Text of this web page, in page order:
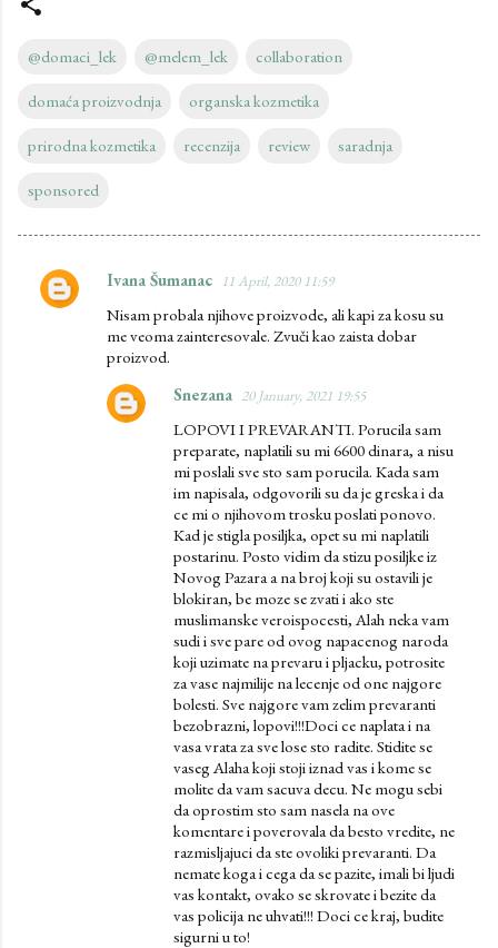
@domaci_lek @melem_lek collaboration
domaća proizvodnja organska kozmetika
prirodna kozmetika recenzija review saradnja
sponsored
C
Ivana Šumanac 11 April, 2020 11:59
Nisam probala njihove proizvode, ali kapi za kosu su
me veoma zainteresovale. Zvuči kao zaista dobar
proizvod.
Snezana 20 January, 2021 19:55
LOPOVI I PREVARANTI. Porucila sam
preparate, naplatili su mi 6600 dinara, a nisu
mi poslali sve sto sam porucila. Kada sam
im napisala, odgovorili su da je greska i da
ce mi o njihovom trosku poslati ponovo.
Kad je stigla posiljka, opet su mi naplatili
postarinu. Posto vidim da stizu posiljke iz
Novog Pazara a na broj koji su ostavili je
blokiran, be moze se zvati i ako ste
muslimanske veroispocesti, Alah neka vam
sudi i sve pare od ovog napacenog naroda
koji uzimate na prevaru i pljacku, potrosite
za vase najmilije na lecenje od one najgore
bolesti. Sve najgore vam zelim prevaranti
bezobrazni, lopovi!!!Doci ce naplata i na
vasa vrata za sve lose sto radite. Stidite se
vaseg Alaha koji stoji iznad vas i kome se
molite da vam sacuva decu. Ne mogu sebi
da oprostim sto sam nasela na ove
komentare i poverovala da besto vredite, ne
razmisljajuci da ste ovoliki prevaranti. Da
nemate koga i cega da se pazite, imali bi ljudi
vas kontakt, ovako se skrovate i bezite da
vas policija ne uhvati!!! Doci ce kraj, budite
sigurni u to!